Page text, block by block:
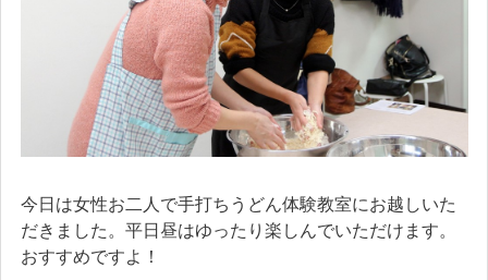
今日は女性お二人で手打ちうどん体験教室にお越しいた
だきました。平日昼はゆったり楽しんでいただけます。
おすすめですよ！